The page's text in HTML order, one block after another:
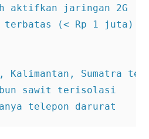
aktifkan jaringan 2G
terbatas (< Rp 1 juta)
Kalimantan, Sumatra
sawit terisolasi
telepon darurat